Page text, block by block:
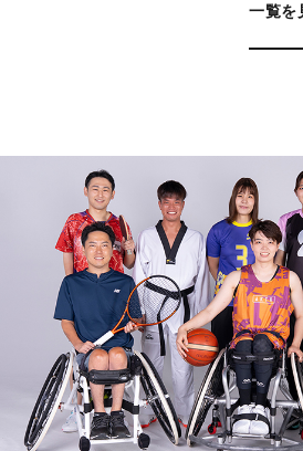
一覧を